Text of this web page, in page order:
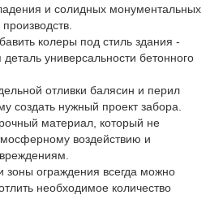
и солидных монументальных
колеры под стиль здания -
универсальности бетонного
отливки балясин и перил
создать нужный проект забора.
материал, который не
воздействию и
зоны ограждения всегда можно
необходимое количество